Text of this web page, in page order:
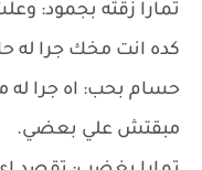
تمارا زقته بجمود:
كده انت مخك جرا له
حسام بحب: اه جرا له
مبقتش علي بعضي.